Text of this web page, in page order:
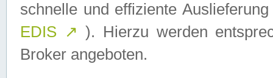
schnelle und effiziente
EDIS ↗ ). Hierzu werden
Broker angeboten.